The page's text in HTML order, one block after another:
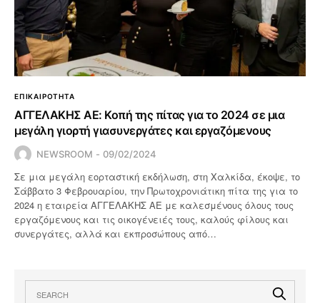
ΕΠΙΚΑΙΡΟΤΗΤΑ
ΑΓΓΕΛΑΚΗΣ ΑΕ: Κοπή της πίτας για το 2024 σε μια
μεγάλη γιορτή γιασυνεργάτες και εργαζόμενους
NEWSROOM 09/02/2024
Σε μια μεγάλη εορταστική εκδήλωση, στη Χαλκίδα, έκοψε, το
Σάββατο 3 Φεβρουαρίου, την Πρωτοχρονιάτικη πίτα της για το
2024 η εταιρεία ΑΓΓΕΛΑΚΗΣ ΑΕ με καλεσμένους όλους τους
εργαζόμενους και τις οικογένειές τους, καλούς φίλους και
συνεργάτες, αλλά και εκπροσώπους από…